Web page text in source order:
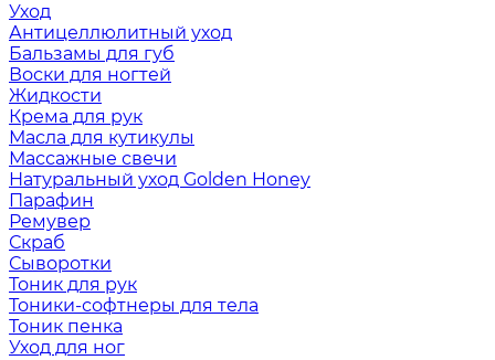
Уход
Антицеллюлитный уход
Бальзамы для губ
Воски для ногтей
Жидкости
Крема для рук
Масла для кутикулы
Массажные свечи
Натуральный уход Golden Honey
Парафин
Ремувер
Скраб
Сыворотки
Тоник для рук
Тоники-софтнеры для тела
Тоник пенка
Уход для ног